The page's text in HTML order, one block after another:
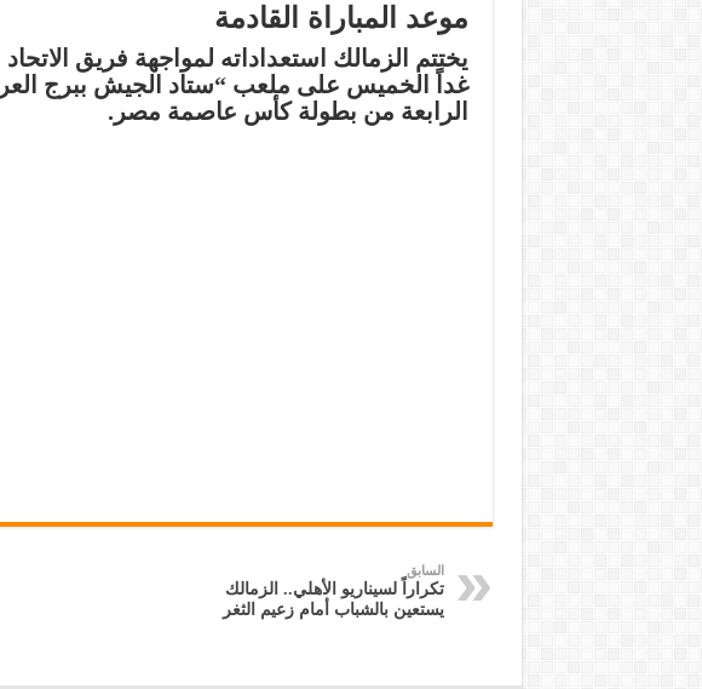
موعد المباراة القادمة
يختتم الزمالك استعداداته لمواجهة فريق
غداً الخميس على ملعب “ستاد الجيش ببرج
الرابعة من بطولةكأس عاصمة مصر .
السابق
تكراراً لسيناريو الأهلي.. الزمالك
يستعين بالشباب أمام زعيم الثغر